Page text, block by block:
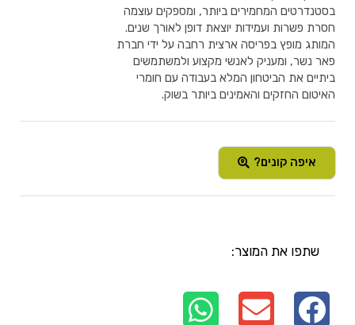
בסטנדרטים המחמירים ביותר, ומספקים עוצמה
חסרת פשרות ועמידות יוצאת דופן לאורך שנים.
המותג מופץ בפריסה ארצית רחבה על ידי חברת
פאר נשר, ומעניק לאנשי מקצוע ולמשתמשים
ביתיים את הביטחון המלא בעבודה עם חומרי
האיטום החזקים והאמינים ביותר בשוק.
איפה קונים?
שתפו את המוצר: